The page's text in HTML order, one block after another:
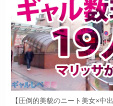
【圧倒的美貌のニート美女×中